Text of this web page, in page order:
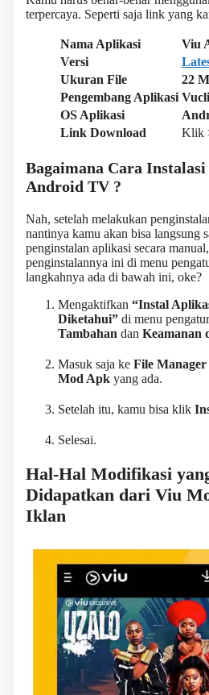
terpercaya. Seperti saja link yang
Nama Aplikasi
Viu
Versi
Ukuran File
22
Pengembang Aplikasi
OS Aplikasi
Link Download
Klik
Bagaimana Cara
Android TV ?
Nah, setelah melakukan
nantinya kamu akan bisa langsung
penginstalan aplikasi secara
penginstalannya ini di menu
langkahnya ada di bawah ini, oke?
Mengaktifkan “Instal
Diketahui” di menu
Tambahan dan Keamanan
Masuk saja ke File Manager
Mod Apk yang ada.
Setelah itu, kamu bisa klik
Selesai.
Hal-Hal Modifikasi
Didapatkan dari Viu
Iklan